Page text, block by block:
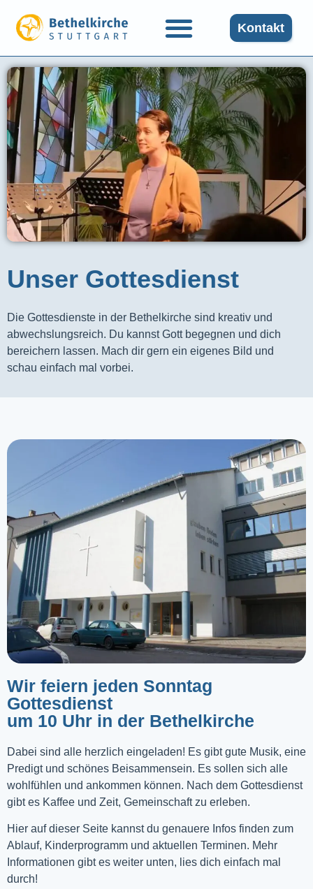
Kontakt
Unser Gottesdienst​
Die Gottesdienste in der Bethelkirche sind kreativ und
abwechslungsreich. Du kannst Gott begegnen und dich
bereichern lassen. Mach dir gern ein eigenes Bild und
schau einfach mal vorbei.
Wir feiern jeden Sonntag
Gottesdienst
um 10 Uhr in der Bethelkirche
Dabei sind alle herzlich eingeladen! Es gibt gute Musik, eine
Predigt und schönes Beisammensein. Es sollen sich alle
wohlfühlen und ankommen können. Nach dem Gottesdienst
gibt es Kaffee und Zeit, Gemeinschaft zu erleben.
Hier auf dieser Seite kannst du genauere Infos finden zum
Ablauf, Kinderprogramm und aktuellen Terminen. Mehr
Informationen gibt es weiter unten, lies dich einfach mal
durch!